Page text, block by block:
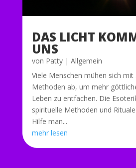
DAS LICHT
UNS
von Patty| Allgemein
Viele Menschen mühen sich mit
Methoden ab, um mehr
Leben zu entfachen. Die
spirituelle Methoden und
Hilfe man...
mehr lesen